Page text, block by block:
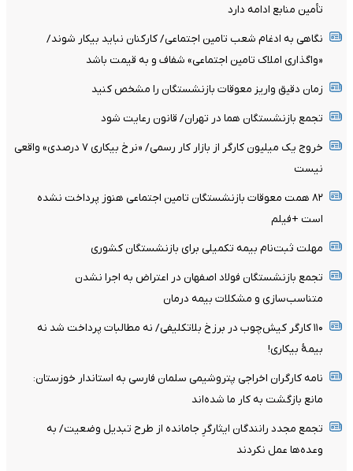
تأمین منابع ادامه دارد
نگاهی به ادغام شعب تامین اجتماعی/ کارکنان نباید بیکار شوند/
«واگذاری املاک تامین اجتماعی» شفاف و به قیمت باشد
زمان دقیق واریز معوقات بازنشستگان را مشخص کنید
تجمع بازنشستگان هما در تهران/ قانون رعایت شود
خروج یک میلیون کارگر از بازار کار رسمی/ «نرخ بیکاری ۷ درصدی» واقعی
نیست
۸۲ همت معوقات بازنشستگان تامین اجتماعی هنوز پرداخت نشده
است +فیلم
مهلت ثبت‌نام بیمه تکمیلی برای بازنشستگان کشوری
تجمع بازنشستگان فولاد اصفهان در اعتراض به اجرا نشدن
متناسب‌سازی و مشکلات بیمه درمان
۱۱۰ کارگر کیش‌چوب در برزخ بلاتکلیفی/ نه مطالبات پرداخت شد نه
بیمۀ بیکاری!
نامه کارگران اخراجی پتروشیمی سلمان فارسی به استاندار خوزستان:
مانع بازگشت به کار ما شده‌اند
تجمع مجدد رانندگان ایثارگرِ جامانده از طرح تبدیل وضعیت/ به
وعده‌ها عمل نکردند